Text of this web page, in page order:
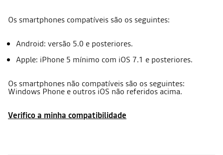
Os smartphones compatíveis são os seguintes:
Android: versão 5.0 e posteriores.
Apple: iPhone 5 mínimo com iOS 7.1 e posteriores.
Os smartphones não compatíveis são os seguintes:
Windows Phone e outros iOS não referidos acima.
Verifico a minha compatibilidade